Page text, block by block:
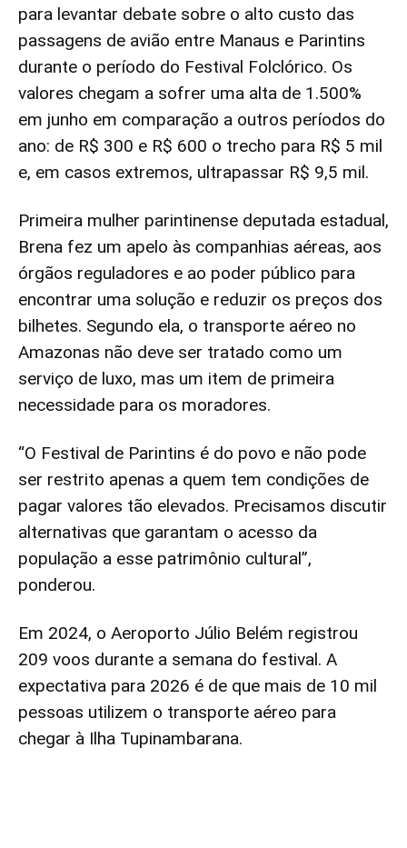
para levantar debate sobre o alto custo das
passagens de avião entre Manaus e Parintins
durante o período do Festival Folclórico. Os
valores chegam a sofrer uma alta de 1.500%
em junho em comparação a outros períodos do
ano: de R$ 300 e R$ 600 o trecho para R$ 5 mil
e, em casos extremos, ultrapassar R$ 9,5 mil.
Primeira mulher parintinense deputada estadual,
Brena fez um apelo às companhias aéreas, aos
órgãos reguladores e ao poder público para
encontrar uma solução e reduzir os preços dos
bilhetes. Segundo ela, o transporte aéreo no
Amazonas não deve ser tratado como um
serviço de luxo, mas um item de primeira
necessidade para os moradores.
“O Festival de Parintins é do povo e não pode
ser restrito apenas a quem tem condições de
pagar valores tão elevados. Precisamos discutir
alternativas que garantam o acesso da
população a esse patrimônio cultural”,
ponderou.
Em 2024, o Aeroporto Júlio Belém registrou
209 voos durante a semana do festival. A
expectativa para 2026 é de que mais de 10 mil
pessoas utilizem o transporte aéreo para
chegar à Ilha Tupinambarana.